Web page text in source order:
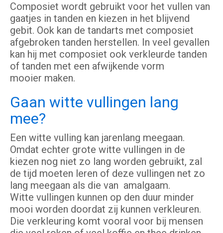
Composiet wordt gebruikt voor het vullen van
gaatjes in tanden en kiezen in het blijvend
gebit. Ook kan de tandarts met composiet
afgebroken tanden herstellen. In veel gevallen
kan hij met composiet ook verkleurde tanden
of tanden met een afwijkende vorm
mooier maken.
Gaan witte vullingen lang
mee?
Een witte vulling kan jarenlang meegaan.
Omdat echter grote witte vullingen in de
kiezen nog niet zo lang worden gebruikt, zal
de tijd moeten leren of deze vullingen net zo
lang meegaan als die van amalgaam.
Witte vullingen kunnen op den duur minder
mooi worden doordat zij kunnen verkleuren.
Die verkleuring komt vooral voor bij mensen